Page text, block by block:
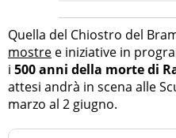
Quella del Chiostro del
mostre e iniziative in
i 500 anni della morte di
attesi andrà in scena alle
marzo al 2 giugno.